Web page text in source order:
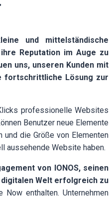
und mittelständische
Reputation im Auge zu
uns, unseren Kunden mit
fortschrittliche Lösung zur
professionelle Websites
Benutzer neue Elemente
die Größe von Elementen
aussehende Website haben.
von IONOS, seinen
Welt erfolgreich zu
enthalten. Unternehmen